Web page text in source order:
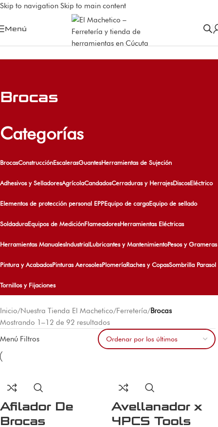
Skip to navigation Skip to main content
Menú
Brocas
Categorías
BrocasConstrucciónEscalerasGuantesHerramientas de Sujeción
Adhesivos y SelladoresAgrícolaCandadosCerraduras y HerrajesDiscosEléctrico
Elementos de protección personal EPPEquipo de cargaEquipo de sellado
SoldaduraEquipos de MediciónFlameadoresHerramientas Eléctricas
Herramientas ManualesIndustrialLubricantes y MantenimientoPesos y Grameras
Pintura y AcabadosPinturas AerosolesPlomeríaRaches y CopasSombrilla Parasol
Tornillos y Fijaciones
Inicio/Nuestra Tienda El Machetico/Ferretería/Brocas
Mostrando 1–12 de 92 resultados
Menú Filtros
Afilador De
Brocas
Avellanador x
4PCS Tools